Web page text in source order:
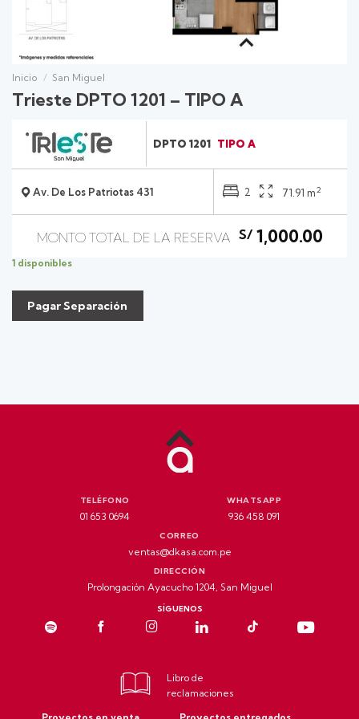
Inicio / San Miguel
Trieste DPTO 1201 – TIPO A
DPTO 1201 TIPO A
Av. De Los Patriotas 431 2 71.91 m2
S/1,000.00
1 disponibles
Pagar Separación
TELÉFONO
01 653 0694
WHATSAPP
936 458 091
CORREO
ventas@dkasa.com.pe
DIRECCIÓN
Prolongación Ayacucho 1204, San Miguel
SÍGUENOS
Libro de
reclamaciones